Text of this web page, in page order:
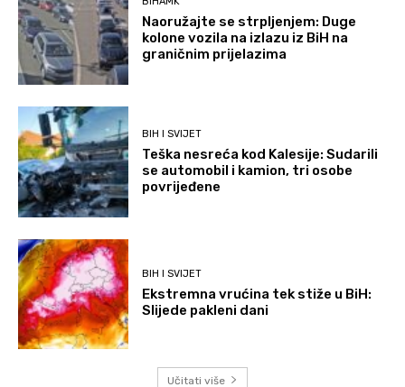
Naoružajte se strpljenjem: Duge
kolone vozila na izlazu iz BiH na
graničnim prijelazima
BIH I SVIJET
Teška nesreća kod Kalesije: Sudarili
se automobil i kamion, tri osobe
povrijeđene
BIH I SVIJET
Ekstremna vrućina tek stiže u BiH:
Slijede pakleni dani
Učitati više